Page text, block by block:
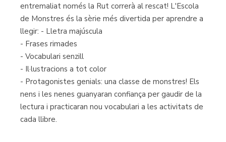
entremaliat només la Rut correrà al rescat! L'Escola
de Monstres és la sèrie més divertida per aprendre a
llegir: - Lletra majúscula
- Frases rimades
- Vocabulari senzill
- Il·lustracions a tot color
- Protagonistes genials: una classe de monstres! Els
nens i les nenes guanyaran confiança per gaudir de la
lectura i practicaran nou vocabulari a les activitats de
cada llibre.